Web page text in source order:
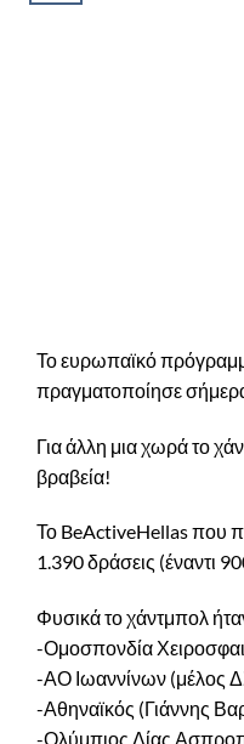
Το ευρωπαϊκό
πραγματοποίησε
Για άλλη μια χωρά το
βραβεία!
Το BeActiveHellas που
1.390 δράσεις (έναντι
Φυσικά το χάντμπολ
-Ομοσπονδία
-ΑΟ Ιωαννίνων (μέλος
-Αθηναϊκός (Γιάννης
-Ολύμπιος Δίας